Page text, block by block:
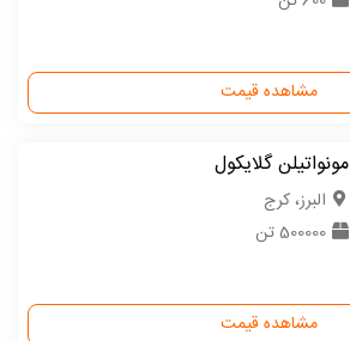
مشاهده قیمت
مونواتیلن گلایکول
البرز، کرج
500000 تن
مشاهده قیمت